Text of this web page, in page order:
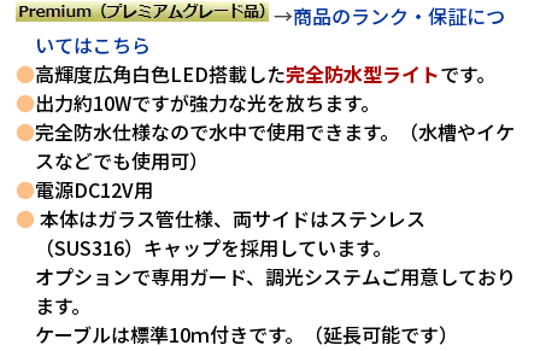
→商品のランク・保証につ
いてはこちら
●高輝度広角白色LED搭載した完全防水型ライトです。
●出力約10Wですが強力な光を放ちます。
●完全防水仕様なので水中で使用できます。（水槽やイケ
スなどでも使用可）
●電源DC12V用
● 本体はガラス管仕様、両サイドはステンレス
（SUS316）キャップを採用しています。
オプションで専用ガード、調光システムご用意しており
ます。
ケーブルは標準10ｍ付きです。（延長可能です）